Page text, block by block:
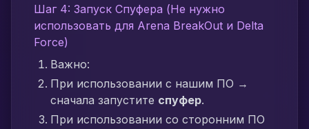
Шаг 4: Запуск Спуфера (Не нужно
использовать для Arena BreakOut и Delta
Force)
Важно:
При использовании с нашим ПО →
сначала запустите спуфер.
При использовании со сторонним ПО